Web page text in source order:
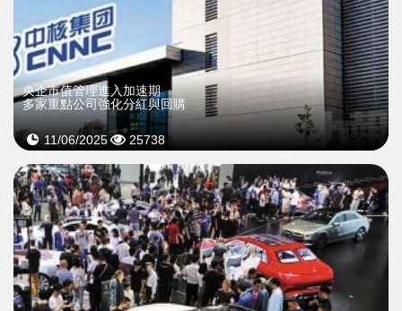
央企市值管理進入加速期
多家重點公司強化分紅與回購
11/06/2025 25738